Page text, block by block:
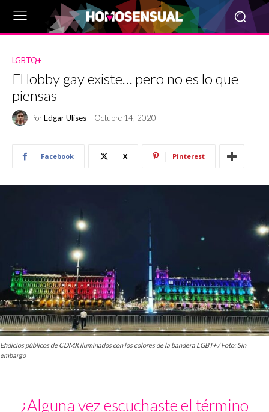
LGBTQ+
El lobby gay existe… pero no es lo que
piensas
PorEdgar Ulises Octubre 14, 2020
Facebook X Pinterest
Efidicios públicos de CDMX iluminados con los colores de la bandera LGBT+ / Foto: Sin
embargo
¿Alguna vez escuchaste el término